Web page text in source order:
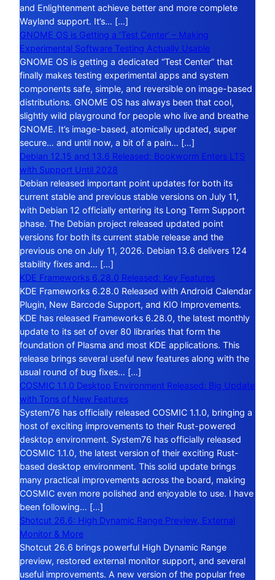
and Enlightenment achieve better and more complete
Wayland support. It’s… […]
GNOME OS is Getting a ‘Test Center’ – Making
Experimental Software Testing Actually Usable
GNOME OS is getting a dedicated “Test Center” that
finally makes testing experimental apps and system
components safe, simple, and reversible on image-based
distributions. GNOME OS has always been that cool,
slightly wild playground for people who live and breathe
GNOME. It’s image-based, atomically updated, super
secure… and until now, a bit of a pain… […]
Debian 12.15 and 13.6 Released: Bookworm Enters LTS
with Support Until 2028
Debian released important point updates for both its
current stable and previous stable versions on July 11,
with Debian 12 officially entering its Long Term Support
phase. The Debian project released updated point
versions for both its current stable release and the
previous one on July 11, 2026. Debian 13.6 delivers 124
stability fixes and… […]
KDE Frameworks 6.28.0 Released: Key Features
KDE Frameworks 6.28.0 Released with Android Calendar
Plugin, New Barcode Support, and KIO Improvements.
KDE has released Frameworks 6.28.0, the latest monthly
update to its set of over 80 libraries that form the
foundation of Plasma and most KDE applications. This
release brings several useful new features along with the
usual round of bug fixes… […]
COSMIC 1.1.0 Desktop Environment Released: Big Update
with Tons of New Features
System76 has officially released COSMIC 1.1.0, bringing a
host of exciting improvements to their Rust-powered
desktop environment. System76 has officially released
COSMIC 1.1.0, the latest version of their exciting Rust-
based desktop environment. This solid update brings
many practical improvements across the board, making
COSMIC even more polished and enjoyable to use. I have
been following… […]
Shotcut 26.6: High Dynamic Range Preview, External
Monitor & More
Shotcut 26.6 brings powerful High Dynamic Range
preview, restored external monitor support, and several
useful improvements. A new version of the popular free